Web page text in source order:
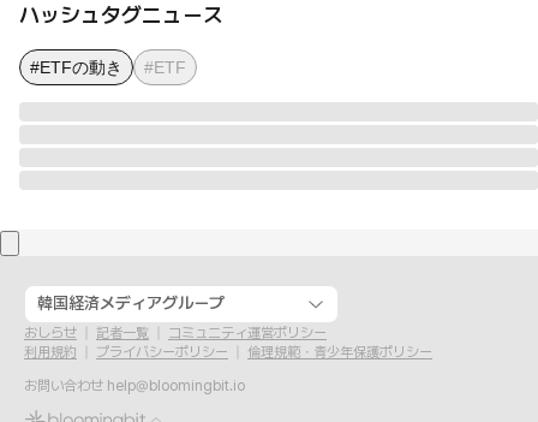
ハッシュタグニュース
#ETFの動き #ETF
韓国経済メディアグループ
おしらせ 記者一覧
コミュニティ運営ポリシー
利用規約
プライバシーポリシー
倫理規範・青少年保護ポリシー
お問い合わせ help@bloomingbit.io